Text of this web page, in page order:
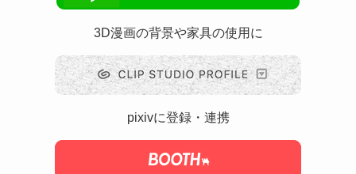
3D漫画の背景や家具の使用に
pixivに登録・連携